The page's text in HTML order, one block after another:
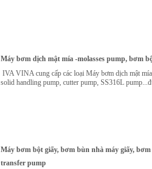
Máy bơm dịch mật mía -molasses pump, bơm
IVA VINA cung cấp các loại Máy bơm dịch mật
solid handling pump, cutter pump, SS316L
Máy bơm bột giấy, bơm bùn nhà máy giấy,
transfer pump